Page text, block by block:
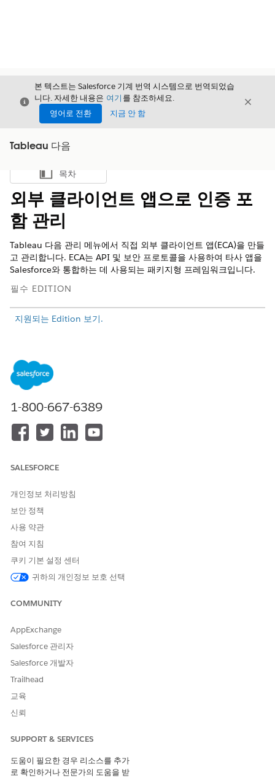
닫기
본 텍스트는 Salesforce 기계 번역 시스템으로 번역되었습
니다. 자세한 내용은 여기 를 참조하세요.
영어로 전환
지금 안 함
닫기
Tableau 다음
목차 표시
목차
외부 클라이언트 앱으로 인증 포
함 관리
Tableau 다음 관리 메뉴에서 직접 외부 클라이언트 앱(ECA)을 만들
고 관리합니다. ECA는 API 및 보안 프로토콜을 사용하여 타사 앱을
Salesforce와 통합하는 데 사용되는 패키지형 프레임워크입니다.
필수 EDITION
지원되는 Edition 보기.
외부 클라이언트 앱 만들기 및
관리:
외부 클라이언트 앱을 클릭하여 ECA를 만들고 관리합니다.
Embedding SDK 가이드의Salesforce 외부 클라이언트 앱으로 인
이 기사를 통해 문제를 해결했습니까?
1-800-667-6389
SALESFORCE
개인정보 처리방침
보안 정책
사용 약관
참여 지침
쿠키 기본 설정 센터
귀하의 개인정보 보호 선택
COMMUNITY
AppExchange
Salesforce 관리자
Salesforce 개발자
Trailhead
교육
신뢰
SUPPORT & SERVICES
도움이 필요한 경우 리소스를 추가
로 확인하거나 전문가의 도움을 받